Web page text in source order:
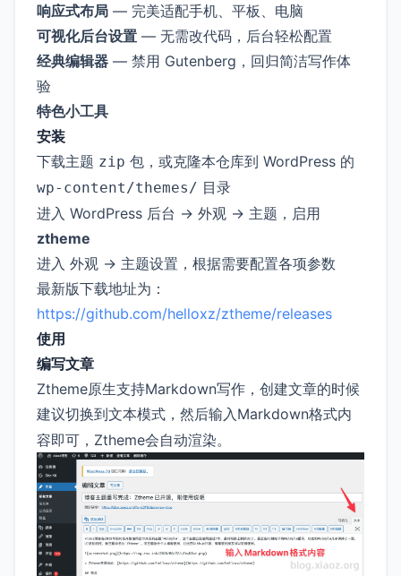
响应式布局 — 完美适配手机、平板、电脑
可视化后台设置 — 无需改代码，后台轻松配置
经典编辑器 — 禁用 Gutenberg，回归简洁写作体
验
特色小工具
安装
下载主题 zip 包，或克隆本仓库到 WordPress 的
wp-content/themes/ 目录
进入 WordPress 后台 → 外观 → 主题，启用
ztheme
进入 外观 → 主题设置，根据需要配置各项参数
最新版下载地址为：
https://github.com/helloxz/ztheme/releases
使用
编写文章
Ztheme原生支持Markdown写作，创建文章的时候
建议切换到文本模式，然后输入Markdown格式内
容即可，Ztheme会自动渲染。